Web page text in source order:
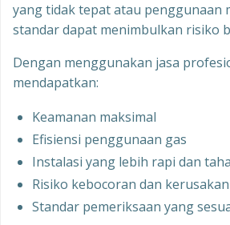
yang tidak tepat atau penggunaan
standar dapat menimbulkan risiko
Dengan menggunakan jasa
mendapatkan:
Keamanan maksimal
Efisiensi penggunaan gas
Instalasi yang lebih rapi dan
Risiko kebocoran dan
Standar pemeriksaan yang